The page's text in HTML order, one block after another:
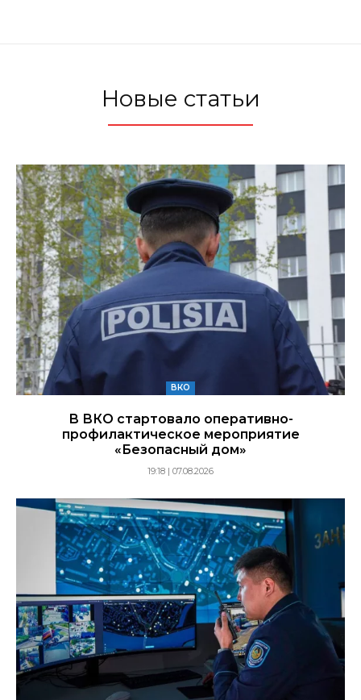
Новые статьи
ВКО
В ВКО стартовало оперативно-
профилактическое мероприятие
«Безопасный дом»
19:18 | 07.08.2026